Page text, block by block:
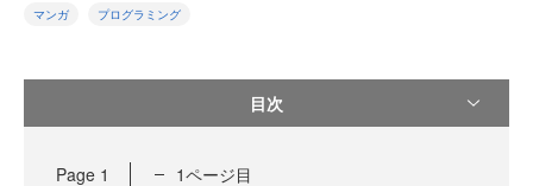
マンガ プログラミング
目次
Page 1 1ページ目